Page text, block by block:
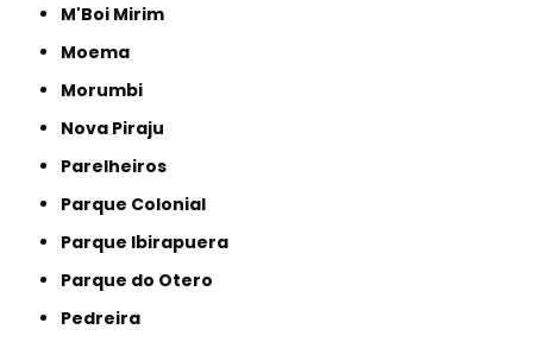
M'Boi Mirim
Moema
Morumbi
Nova Piraju
Parelheiros
Parque Colonial
Parque Ibirapuera
Parque do Otero
Pedreira